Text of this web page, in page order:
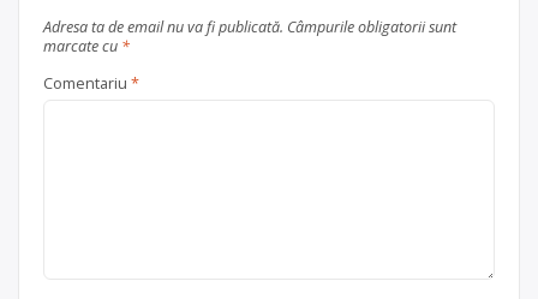
Adresa ta de email nu va fi publicată. Câmpurile obligatorii sunt
marcate cu *
Comentariu *